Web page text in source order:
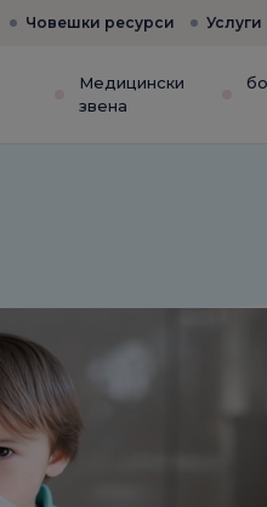
Човешки ресурси Услуги
Медицински
звена